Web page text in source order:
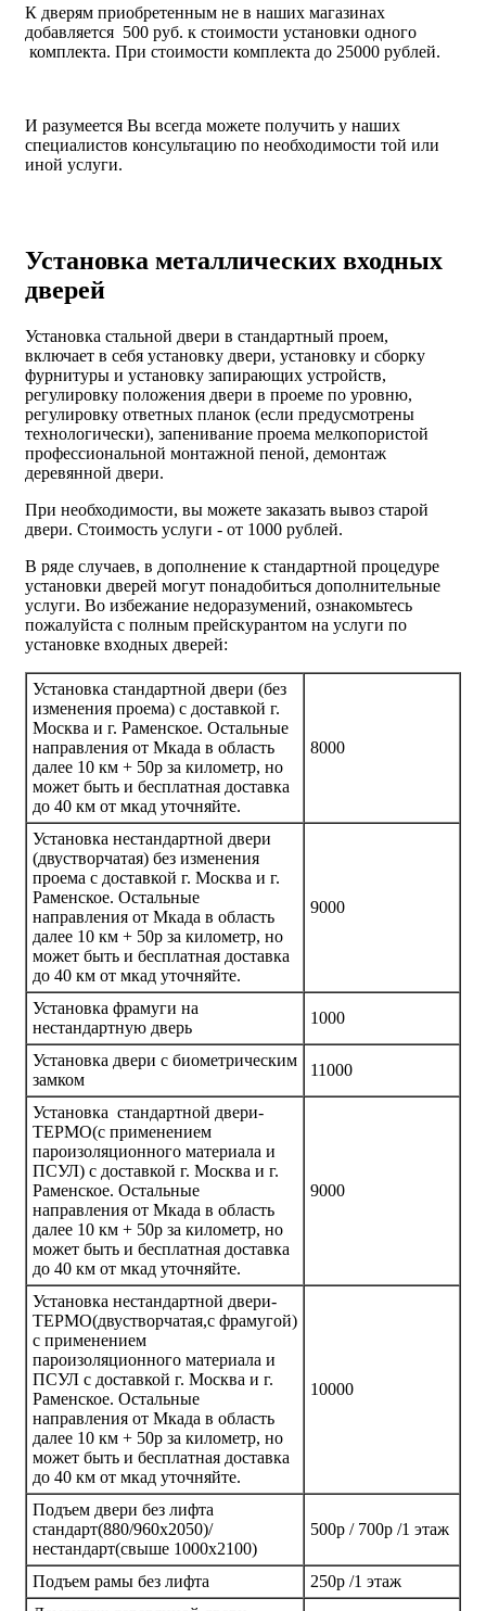
К дверям приобретенным не в наших магазинах
добавляется 500 руб. к стоимости установки одного
комплекта. При стоимости комплекта до 25000 рублей.
И разумеется Вы всегда можете получить у наших
специалистов консультацию по необходимости той или
иной услуги.
Установка металлических входных
дверей
Установка стальной двери в стандартный проем,
включает в себя установку двери, установку и сборку
фурнитуры и установку запирающих устройств,
регулировку положения двери в проеме по уровню,
регулировку ответных планок (если предусмотрены
технологически), запенивание проема мелкопористой
профессиональной монтажной пеной, демонтаж
деревянной двери.
При необходимости, вы можете заказать вывоз старой
двери. Стоимость услуги - от 1000 рублей.
В ряде случаев, в дополнение к стандартной процедуре
установки дверей могут понадобиться дополнительные
услуги. Во избежание недоразумений, ознакомьтесь
пожалуйста с полным прейскурантом на услуги по
установке входных дверей:
Установка стандартной двери (без
изменения проема) с доставкой г.
Москва и г. Раменское. Остальные
направления от Мкада в область
далее 10 км + 50р за километр, но
может быть и бесплатная доставка
до 40 км от мкад уточняйте.
8000
Установка нестандартной двери
(двустворчатая) без изменения
проема с доставкой г. Москва и г.
Раменское. Остальные
направления от Мкада в область
далее 10 км + 50р за километр, но
может быть и бесплатная доставка
до 40 км от мкад уточняйте.
9000
Установка фрамуги на
нестандартную дверь
1000
Установка двери с биометрическим
замком
11000
Установка стандартной двери-
ТЕРМО(с применением
пароизоляционного материала и
ПСУЛ) с доставкой г. Москва и г.
Раменское. Остальные
направления от Мкада в область
далее 10 км + 50р за километр, но
может быть и бесплатная доставка
до 40 км от мкад уточняйте.
9000
Установка нестандартной двери-
ТЕРМО(двустворчатая,с фрамугой)
с применением
пароизоляционного материала и
ПСУЛ с доставкой г. Москва и г.
Раменское. Остальные
направления от Мкада в область
далее 10 км + 50р за километр, но
может быть и бесплатная доставка
до 40 км от мкад уточняйте.
10000
Подъем двери без лифта
стандарт(880/960х2050)/
нестандарт(свыше 1000х2100)
500р / 700р /1 этаж
Подъем рамы без лифта
250р /1 этаж